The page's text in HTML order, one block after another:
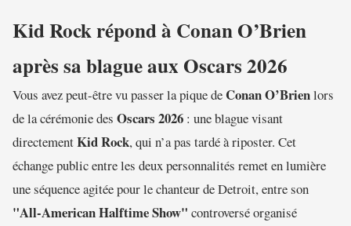
Kid Rock répond à Conan O’Brien
après sa blague aux Oscars 2026
Vous avez peut-être vu passer la pique de Conan O’Brienlors
de la cérémonie des Oscars 2026 : une blague visant
directementKid Rock, qui n’a pas tardé à riposter. Cet
échange public entre les deux personnalités remet en lumière
une séquence agitée pour le chanteur de Detroit, entre son
"All-American Halftime Show" controversé organisé